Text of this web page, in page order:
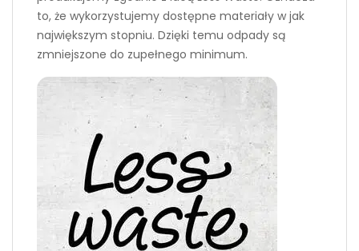
to, że wykorzystujemy dostępne materiały w jak
największym stopniu. Dzięki temu odpady są
zmniejszone do zupełnego minimum.